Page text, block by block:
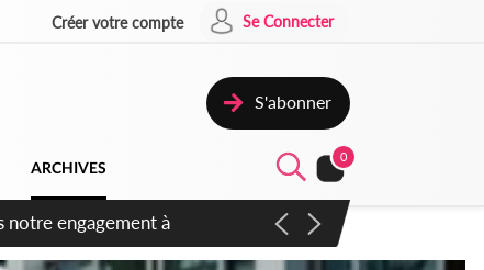
Créer votre compte Se Connecter
S'abonner
ARCHIVES
0
un exclu